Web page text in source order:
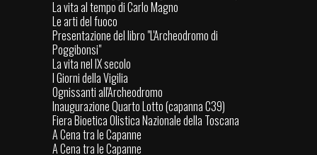
La vita al tempo di Carlo Magno
Le arti del fuoco
Presentazione del libro "L'Archeodromo di
Poggibonsi"
La vita nel IX secolo
I Giorni della Vigilia
Ognissanti all'Archeodromo
Inaugurazione Quarto Lotto (capanna C39)
Fiera Bioetica Olistica Nazionale della Toscana
A Cena tra le Capanne
A Cena tra le Capanne